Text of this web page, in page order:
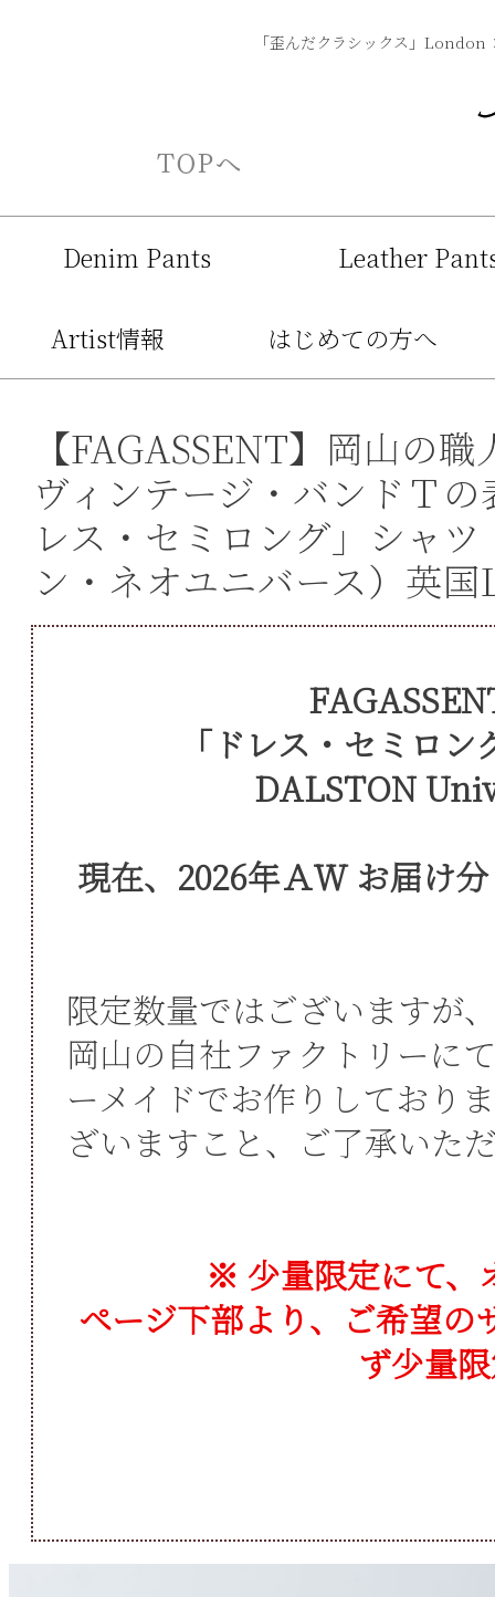
「歪んだクラシックス」
Denim Pants Leather
Artist情報 はじめての方へ
【FAGASSENT】岡山の
ヴィンテージ・バンドＴ
レス・セミロング」シャ
ン・ネオユニバース）英
「ドレス・セミロ
DALSTON
現在、
限定数量ではございますが
岡山の自社ファクトリーに
ーメイドでお作りしており
ざいますこと、ご了承いた
※ 少量限定にて、
ページ下部より、ご希望の
ず少量